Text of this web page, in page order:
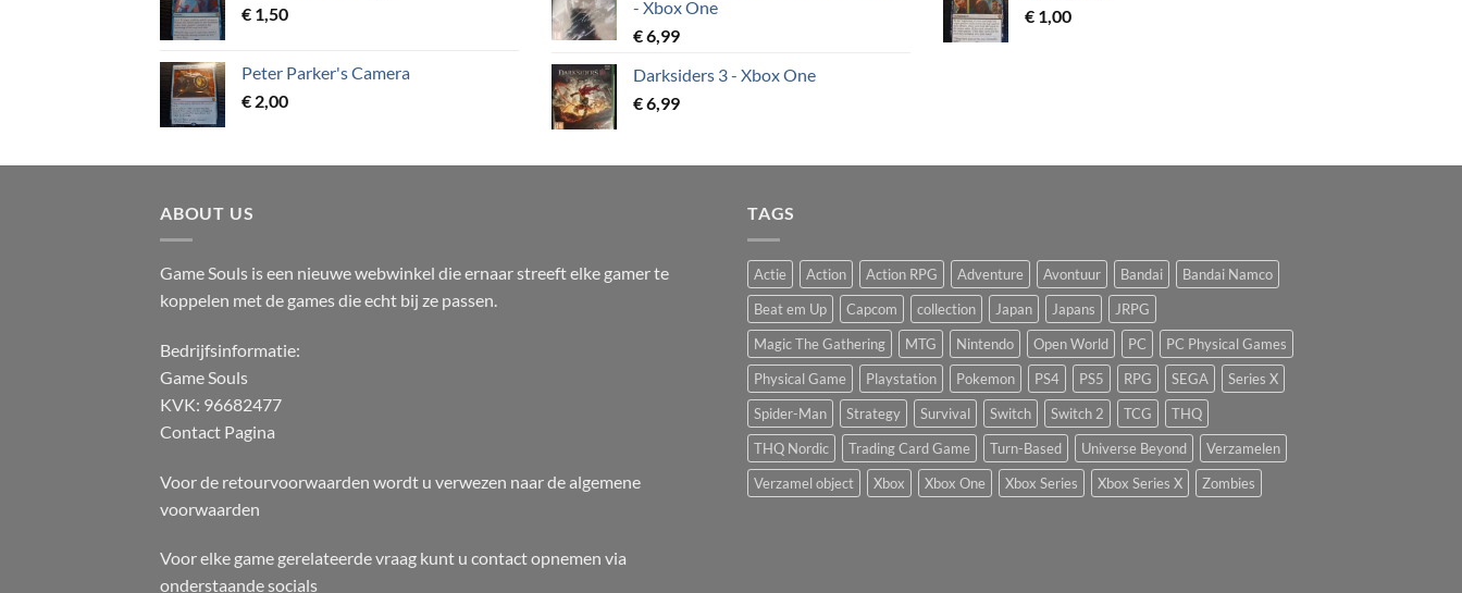
€ 1,50
Peter Parker's Camera
€ 2,00
- Xbox One
€6,99
Darksiders 3 - Xbox One
€6,99
€ 1,00
ABOUT US
Game Souls is een nieuwe webwinkel die ernaar streeft elke gamer te
koppelen met de games die echt bij ze passen.
Bedrijfsinformatie:
Game Souls
KVK: 96682477
Contact Pagina
Voor de retourvoorwaarden wordt u verwezen naar dealgemene
voorwaarden
Voor elke game gerelateerde vraag kunt u contact opnemen via
onderstaande socials
TAGS
Actie Action Action RPG Adventure Avontuur Bandai
Bandai Namco
Beat em Up
Capcom collection Japan Japans
JRPG
Magic The Gathering
MTG Nintendo Open World PC
PC Physical Games
Physical Game
Playstation Pokemon PS4 PS5 RPG SEGA
Series X
Spider-Man
Strategy Survival Switch Switch 2 TCG
THQ
THQ Nordic
Trading Card Game Turn-Based Universe Beyond
Verzamelen
Verzamel object
Xbox Xbox One Xbox Series Xbox Series X Zombies